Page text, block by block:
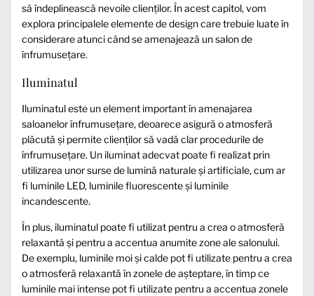
să îndeplinească nevoile clienților. În acest capitol, vom
explora principalele elemente de design care trebuie luate în
considerare atunci când se amenajează un salon de
înfrumusețare.
Iluminatul
Iluminatul este un element important în amenajarea
saloanelor înfrumusețare, deoarece asigură o atmosferă
plăcută și permite clienților să vadă clar procedurile de
înfrumusețare. Un iluminat adecvat poate fi realizat prin
utilizarea unor surse de lumină naturale și artificiale, cum ar
fi luminile LED, luminile fluorescente și luminile
incandescente.
În plus, iluminatul poate fi utilizat pentru a crea o atmosferă
relaxantă și pentru a accentua anumite zone ale salonului.
De exemplu, luminile moi și calde pot fi utilizate pentru a crea
o atmosferă relaxantă în zonele de așteptare, în timp ce
luminile mai intense pot fi utilizate pentru a accentua zonele